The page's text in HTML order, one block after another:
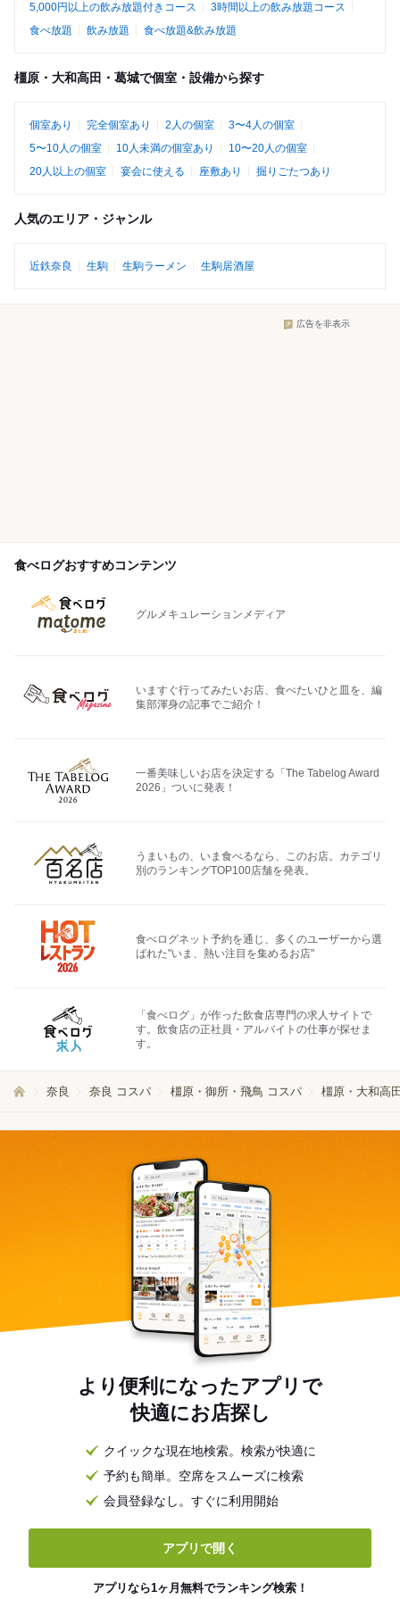
5,000円以上の飲み放題付きコース
3時間以上の飲み放題コース
食べ放題
飲み放題 食べ放題&飲み放題
橿原・大和高田・葛城で個室・設備から探す
個室あり 完全個室あり 2人の個室
3〜4人の個室
5〜10人の個室
10人未満の個室あり
10〜20人の個室
20人以上の個室
宴会に使える 座敷あり 掘りごたつあり
人気のエリア・ジャンル
近鉄奈良 生駒 生駒ラーメン 生駒居酒屋
広告を非表示
食べログおすすめコンテンツ
グルメキュレーションメディア
いますぐ行ってみたいお店、食べたいひと皿を、編
集部渾身の記事でご紹介！
一番美味しいお店を決定する「The Tabelog Award
2026」ついに発表！
うまいもの、いま食べるなら、このお店。カテゴリ
別のランキングTOP100店舗を発表。
食べログネット予約を通じ、多くのユーザーから選
ばれた"いま、熱い注目を集めるお店"
「食べログ」が作った飲食店専門の求人サイトで
す。飲食店の正社員・アルバイトの仕事が探せま
す。
奈良 奈良 コスパ 橿原・御所・飛鳥 コスパ 橿原・大和高
より便利になったアプリで
快適にお店探し
クイックな現在地検索。検索が快適に
予約も簡単。空席をスムーズに検索
会員登録なし。すぐに利用開始
アプリで開く
アプリなら1ヶ月無料でランキング検索！